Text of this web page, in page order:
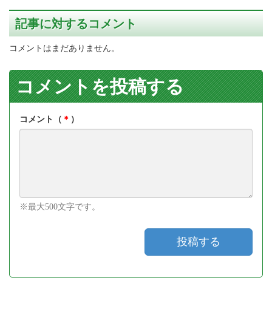
記事に対するコメント
コメントはまだありません。
コメントを投稿する
コメント（ ＊ ）
※最大500文字です。